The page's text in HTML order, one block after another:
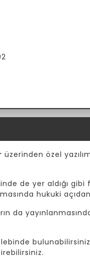
üzerinden özel
de yer aldığı
hukuki
da
bulunabilirsiniz.